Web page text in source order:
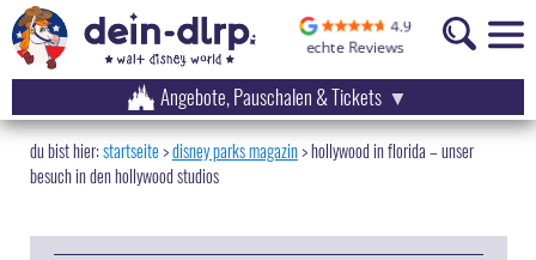
Angebote, Pauschalen & Tickets
startseite disney parks magazin>hollywood in florida – unser
besuch in den hollywood studios